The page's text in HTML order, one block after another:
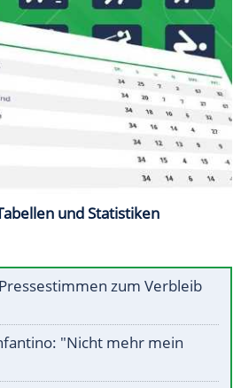
und Statistiken
zum Verbleib
"Nicht mehr mein